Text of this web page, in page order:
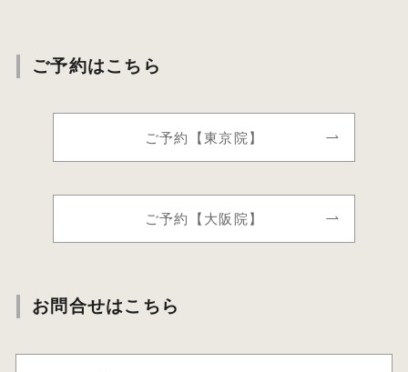
ご予約はこちら
ご予約【東京院】
ご予約【大阪院】
お問合せはこちら